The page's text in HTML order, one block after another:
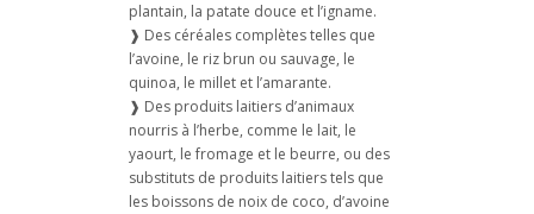
plantain, la patate douce et l’igname.
❱ Des céréales complètes telles que
l’avoine, le riz brun ou sauvage, le
quinoa, le millet et l’amarante.
❱ Des produits laitiers d’animaux
nourris à l’herbe, comme le lait, le
yaourt, le fromage et le beurre, ou des
substituts de produits laitiers tels que
les boissons de noix de coco, d’avoine